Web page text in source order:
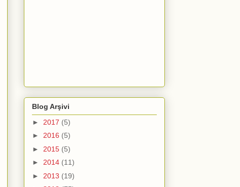
Blog Arşivi
► 2017 (5)
► 2016 (5)
► 2015 (5)
► 2014 (11)
► 2013 (19)